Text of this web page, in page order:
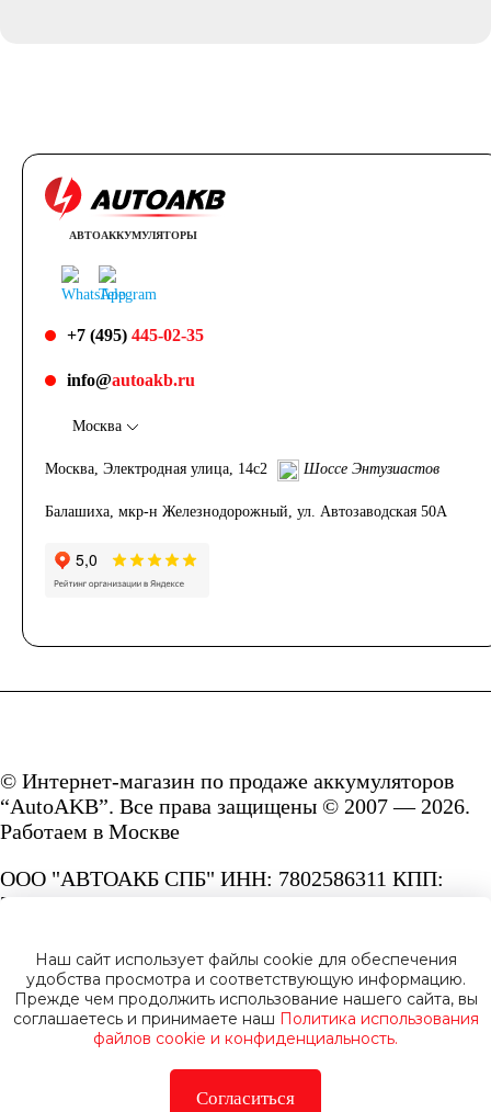
АВТОАККУМУЛЯТОРЫ
+7 (495) 445-02-35
info@autoakb.ru
Москва
Москва, Электродная улица, 14с2 Шоссе Энтузиастов
Балашиха, мкр-н Железнодорожный, ул. Автозаводская 50А
© Интернет-магазин по продаже аккумуляторов
“AutoAKB”. Все права защищены © 2007 — 2026.
Работаем в Москве
ООО "АВТОАКБ СПБ" ИНН: 7802586311 КПП:
780201001 ОГРН: 1167847287156.
Сайт под защитой reCAPTCHA и Google
Privacy PolicyиTerms of Service.
Наш сайт использует файлы cookie для обеспечения
удобства просмотра и соответствующую информацию.
Прежде чем продолжить использование нашего сайта, вы
соглашаетесь и принимаете наш Политика использования
файлов cookie и конфиденциальность.
Согласиться